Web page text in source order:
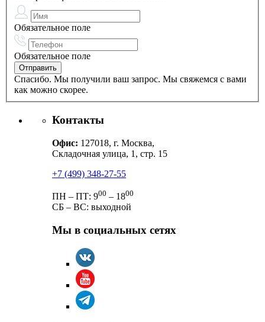
Обязательное поле
Обязательное поле
Спасибо. Мы получили ваш запрос. Мы свяжемся с вами
как можно скорее.
Контакты
Офис: 127018, г. Москва,
Складочная улица, 1, стр. 15
+7 (499) 348-27-55
ПН – ПТ: 900 – 1800
СБ – ВС: выходной
Мы в социальных сетях